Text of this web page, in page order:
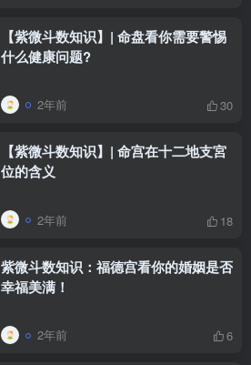
【紫微斗数知识】| 命盘看你需要警惕
什么健康问题?
2年前 30
【紫微斗数知识】| 命宫在十二地支宮
位的含义
2年前 18
紫微斗数知识：福德宫看你的婚姻是否
幸福美满！
2年前 6